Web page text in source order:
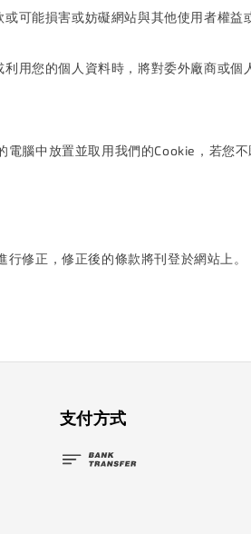
可能損害或妨礙網站與其他使用者權
用您的個人資料時，將對委外廠商或個
電腦中放置並取用我們的Cookie，若您
修正，修正後的條款將刊登於網站上。
支付方式